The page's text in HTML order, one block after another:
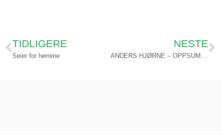
TIDLIGERE
Seier for herrene
NESTE
ANDERS HJØRNE – OPPSUMMERING ETTER TO SERIERUNDER